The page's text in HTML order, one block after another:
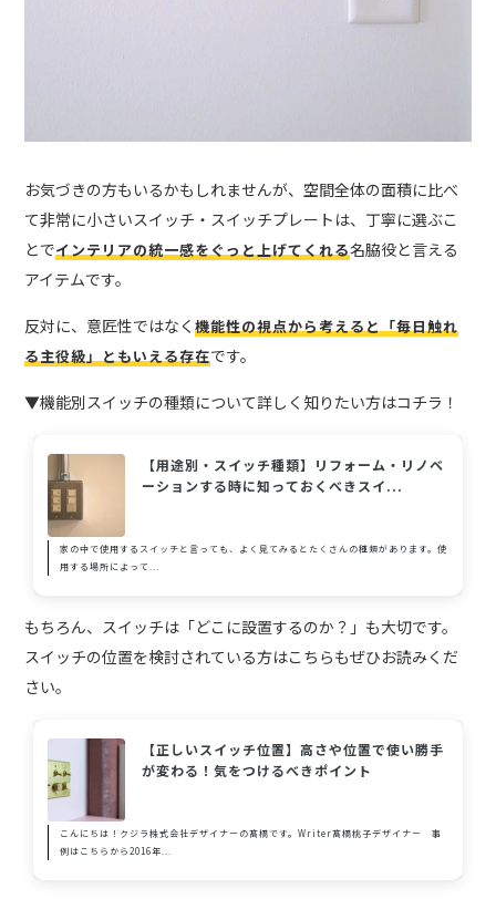
お気づきの方もいるかもしれませんが、空間全体の面積に比べ
て非常に小さいスイッチ・スイッチプレートは、丁寧に選ぶこ
とでインテリアの統一感をぐっと上げてくれる名脇役と言える
アイテムです。
反対に、意匠性ではなく機能性の視点から考えると「毎日触れ
る主役級」ともいえる存在です。
▼機能別スイッチの種類について詳しく知りたい方はコチラ！
【用途別・スイッチ種類】リフォーム・リノベ
ーションする時に知っておくべきスイ...
家の中で使用するスイッチと言っても、よく見てみるとたくさんの種類があります。使
用する場所によって...
もちろん、スイッチは「どこに設置するのか？」も大切です。
スイッチの位置を検討されている方はこちらもぜひお読みくだ
さい。
【正しいスイッチ位置】高さや位置で使い勝手
が変わる！気をつけるべきポイント
こんにちは！クジラ株式会社デザイナーの髙橋です。Writer髙橋桃子デザイナー 事
例はこちらから2016年...